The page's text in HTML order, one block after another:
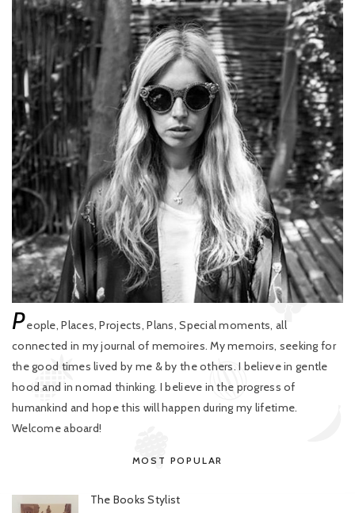
People, Places, Projects, Plans, Special moments, all
connected in my journal of memoires. My memoirs, seeking for
the good times lived by me & by the others. I believe in gentle
hood and in nomad thinking. I believe in the progress of
humankind and hope this will happen during my lifetime.
Welcome aboard!
MOST POPULAR
The Books Stylist